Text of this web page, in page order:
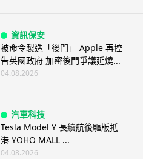
資訊保安
被命令製造「後門」 Apple 再控
告英國政府 加密後門爭議延燒...
04.08.2026
汽車科技
Tesla Model Y 長續航後驅版抵
港 YOHO MALL ...
04.08.2026